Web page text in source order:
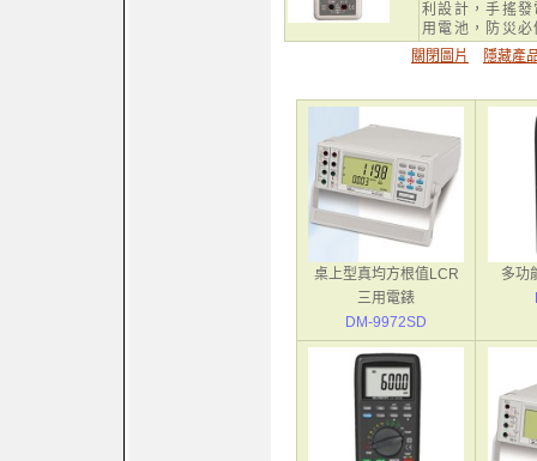
利設計，手搖
用電池，防災
關閉圖片
隱藏產
桌上型真均方根值LCR
三用電錶
DM-9972SD
多功